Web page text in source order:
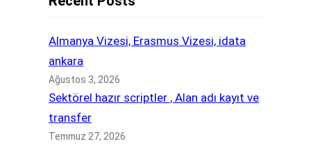
Almanya Vizesi, Erasmus Vizesi, idata
ankara
Ağustos 3, 2026
Sektörel hazır scriptler , Alan adı kayıt ve
transfer
Temmuz 27, 2026